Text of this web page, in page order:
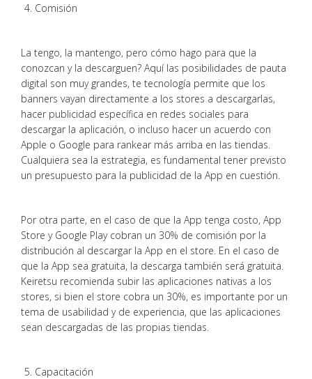
Comisión
La tengo, la mantengo, pero cómo hago para que la
conozcan y la descarguen? Aquí las posibilidades de pauta
digital son muy grandes, te tecnología permite que los
banners vayan directamente a los stores a descargarlas,
hacer publicidad específica en redes sociales para
descargar la aplicación, o incluso hacer un acuerdo con
Apple o Google para rankear más arriba en las tiendas.
Cualquiera sea la estrategia, es fundamental tener previsto
un presupuesto para la publicidad de la App en cuestión.
Por otra parte, en el caso de que la App tenga costo, App
Store y Google Play cobran un 30% de comisión por la
distribución al descargar la App en el store. En el caso de
que la App sea gratuita, la descarga también será gratuita.
Keiretsu recomienda subir las aplicaciones nativas a los
stores, si bien el store cobra un 30%, es importante por un
tema de usabilidad y de experiencia, que las aplicaciones
sean descargadas de las propias tiendas.
Capacitación